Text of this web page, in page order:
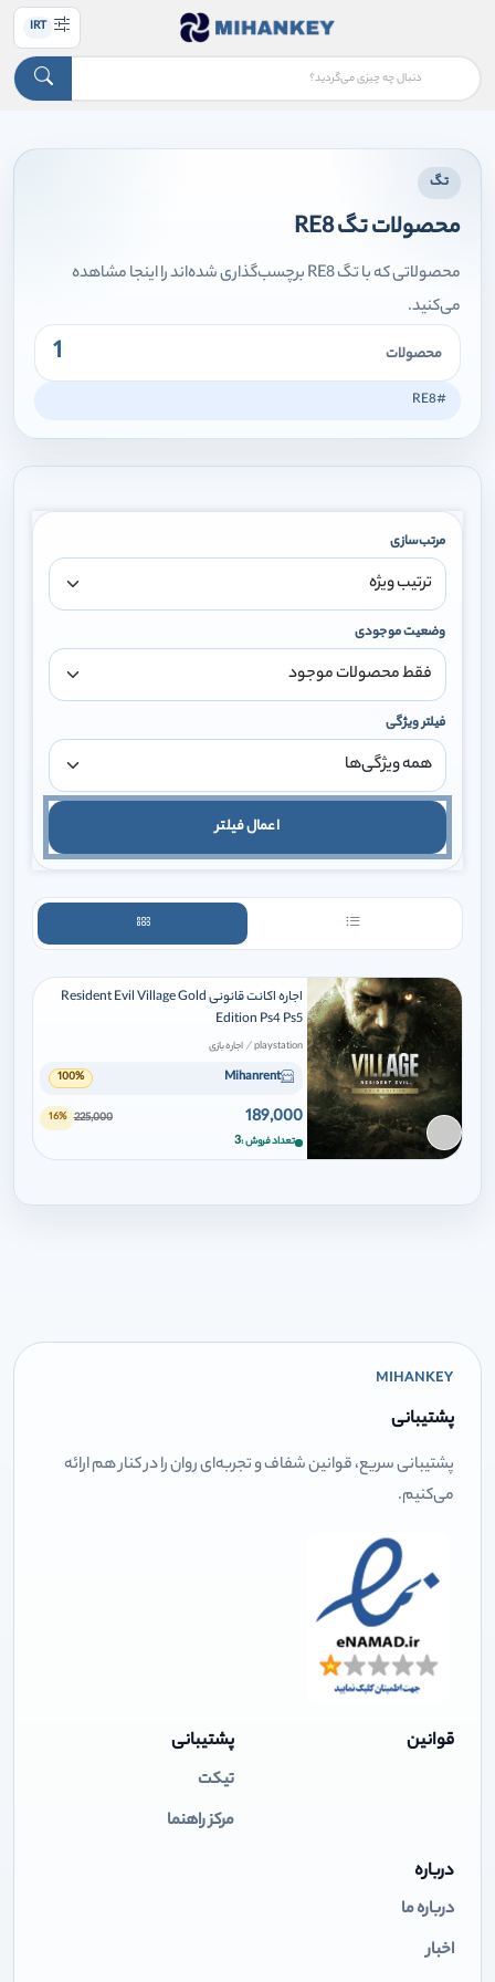
IRT
تگ
محصولات تگ RE8
محصولاتی که با تگ RE8 برچسب‌گذاری شده‌اند را اینجا مشاهده
می‌کنید.
محصولات 1
#RE8
مرتب‌سازی
وضعیت موجودی
فیلتر ویژگی
اعمال فیلتر
برای افزودن وارد شوید
اجاره اکانت قانونی Resident Evil Village Gold
Edition Ps4 Ps5
playstation
/ اجاره بازی
Mihanrent
100%
189,000
225,000
16%
تعداد فروش 3
MIHANKEY
پشتیبانی
پشتیبانی سریع، قوانین شفاف و تجربه‌ای روان را در کنار هم ارائه
می‌کنیم.
قوانین پشتیبانی
تیکت
مرکز راهنما
درباره
درباره ما
اخبار